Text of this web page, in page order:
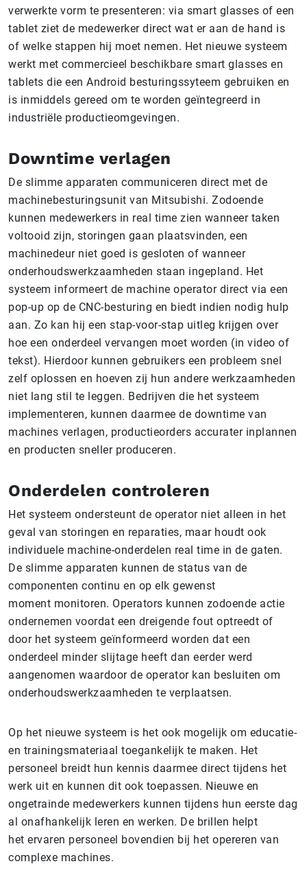
verwerkte vorm te presenteren: via smart glasses of een
tablet ziet de medewerker direct wat er aan de hand is
of welke stappen hij moet nemen. Het nieuwe systeem
werkt met commercieel beschikbare smart glasses en
tablets die een Android besturingssyteem gebruiken en
is inmiddels gereed om te worden geïntegreerd in
industriële productieomgevingen.
Downtime verlagen
De slimme apparaten communiceren direct met de
machinebesturingsunit van Mitsubishi. Zodoende
kunnen medewerkers in real time zien wanneer taken
voltooid zijn, storingen gaan plaatsvinden, een
machinedeur niet goed is gesloten of wanneer
onderhoudswerkzaamheden staan ingepland. Het
systeem informeert de machine operator direct via een
pop-up op de CNC-besturing en biedt indien nodig hulp
aan. Zo kan hij een stap-voor-stap uitleg krijgen over
hoe een onderdeel vervangen moet worden (in video of
tekst). Hierdoor kunnen gebruikers een probleem snel
zelf oplossen en hoeven zij hun andere werkzaamheden
niet lang stil te leggen. Bedrijven die het systeem
implementeren, kunnen daarmee de downtime van
machines verlagen, productieorders accurater inplannen
en producten sneller produceren.
Onderdelen controleren
Het systeem ondersteunt de operator niet alleen in het
geval van storingen en reparaties, maar houdt ook
individuele machine-onderdelen real time in de gaten.
De slimme apparaten kunnen de status van de
componenten continu en op elk gewenst
moment monitoren. Operators kunnen zodoende actie
ondernemen voordat een dreigende fout optreedt of
door het systeem geïnformeerd worden dat een
onderdeel minder slijtage heeft dan eerder werd
aangenomen waardoor de operator kan besluiten om
onderhoudswerkzaamheden te verplaatsen.
Op het nieuwe systeem is het ook mogelijk om educatie-
en trainingsmateriaal toegankelijk te maken. Het
personeel breidt hun kennis daarmee direct tijdens het
werk uit en kunnen dit ook toepassen. Nieuwe en
ongetrainde medewerkers kunnen tijdens hun eerste dag
al onafhankelijk leren en werken. De brillen helpt
het ervaren personeel bovendien bij het opereren van
complexe machines.